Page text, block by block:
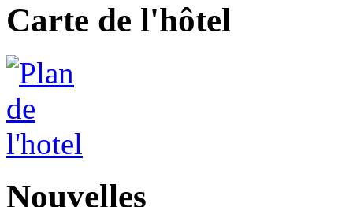
Carte de l'hôtel
Nouvelles